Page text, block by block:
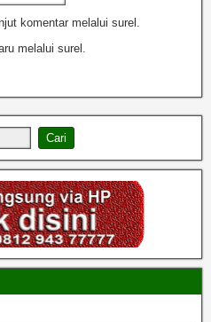
komentar melalui surel.
melalui surel.